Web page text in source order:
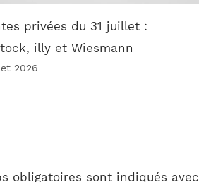
privées du 31 juillet :
illy et Wiesmann
2026
obligatoires sont indiqués avec